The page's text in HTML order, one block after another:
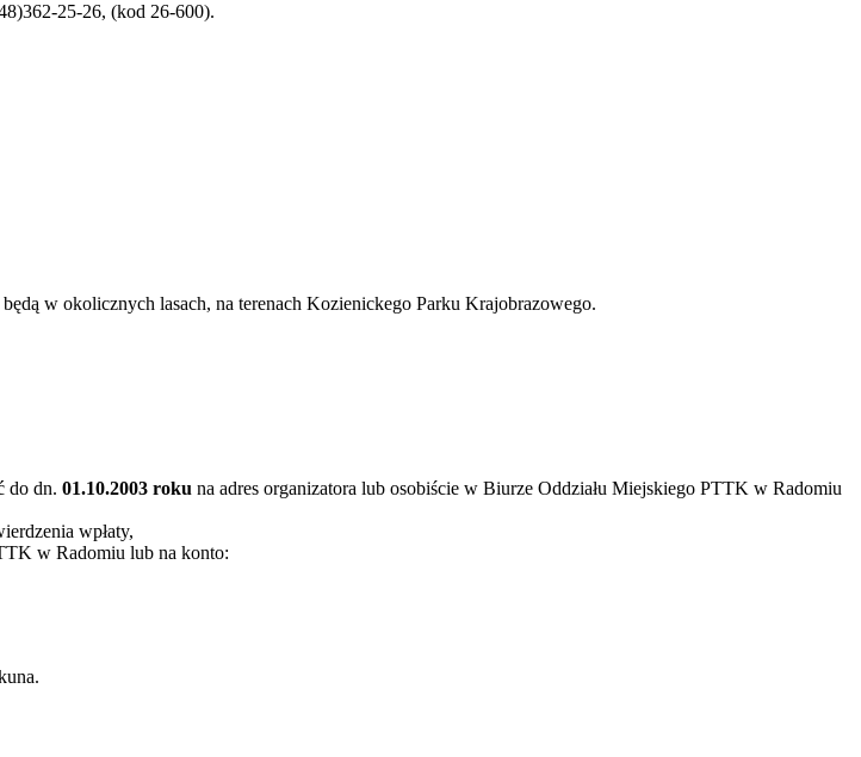
25-26, (kod 26-600).
w okolicznych lasach, na terenach Kozienickego Parku Krajobrazowego.
do dn. 01.10.2003 roku na adres organizatora lub osobiście w Biurze Oddziału Miejskiego PTTK w Radomiu
wpłaty,
w Radomiu lub na konto: